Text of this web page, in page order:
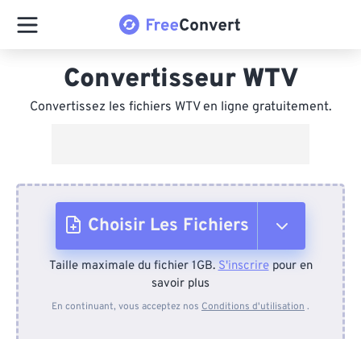
Convertisseur WTV
Convertissez les fichiers WTV en ligne gratuitement.
Choisir Les Fichiers
Depuis l'appareil
Taille maximale du fichier 1GB.S'inscrirepour en
savoir plus
En continuant, vous acceptez nos Conditions d'utilisation .